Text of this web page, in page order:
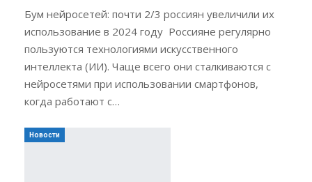
Бум нейросетей: почти 2/3 россиян увеличили их
использование в 2024 году Россияне регулярно
пользуются технологиями искусственного
интеллекта (ИИ). Чаще всего они сталкиваются с
нейросетями при использовании смартфонов,
когда работают с…
Новости